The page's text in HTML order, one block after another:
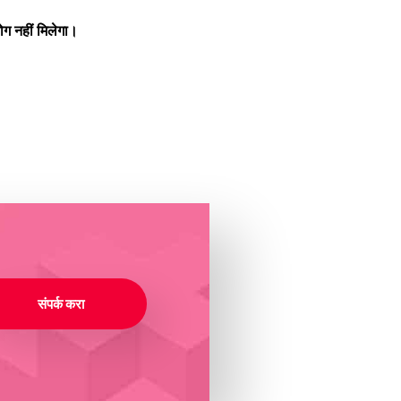
नहीं मिलेगा।
संपर्क करा